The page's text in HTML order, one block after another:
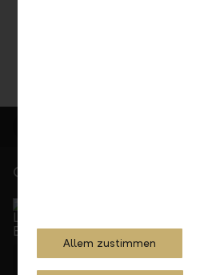
Gerne für Sie da
bis 17.30 Uhr
+423 236 88 11
Allem zustimmen